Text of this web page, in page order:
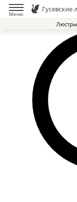
Люстры Гусь-
Доставка и
Избранное
Контакты
Меню
Гусевские
Люстры